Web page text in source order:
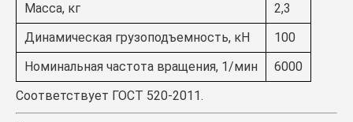
Масса, кг
2,3
Динамическая грузоподъемность, кН
100
Номинальная частота вращения, 1/мин
6000
Соответствует ГОСТ 520-2011.